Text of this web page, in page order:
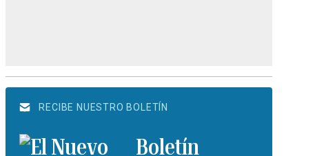
RECIBE NUESTRO BOLETÍN
Boletín